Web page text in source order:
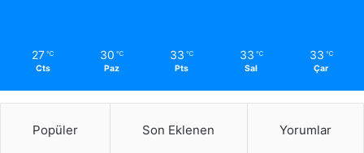
27 ℃
Cts
30 ℃
Paz
33 ℃
Pts
33 ℃
Sal
33 ℃
Çar
Popüler Son Eklenen Yorumlar